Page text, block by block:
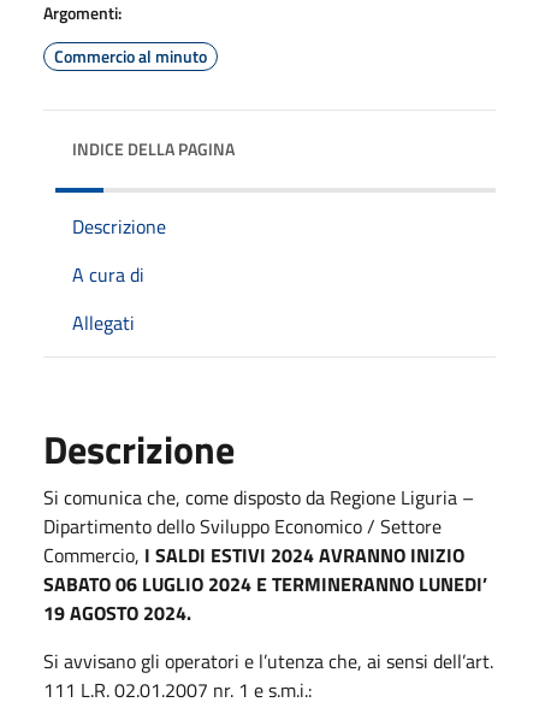
Argomenti:
Commercio al minuto
INDICE DELLA PAGINA
Descrizione
A cura di
Allegati
Descrizione
Si comunica che, come disposto da Regione Liguria –
Dipartimento dello Sviluppo Economico / Settore
Commercio, I SALDI ESTIVI 2024 AVRANNO INIZIO
SABATO 06 LUGLIO 2024 E TERMINERANNO LUNEDI’
19 AGOSTO 2024.
Si avvisano gli operatori e l’utenza che, ai sensi dell’art.
111 L.R. 02.01.2007 nr. 1 e s.m.i.: